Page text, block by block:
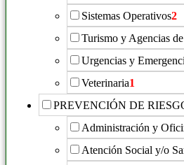
Sistemas Operativos2
Turismo y Agencias
Urgencias y
Veterinaria1
PREVENCIÓN DE
Administración y
Atención Social y/o